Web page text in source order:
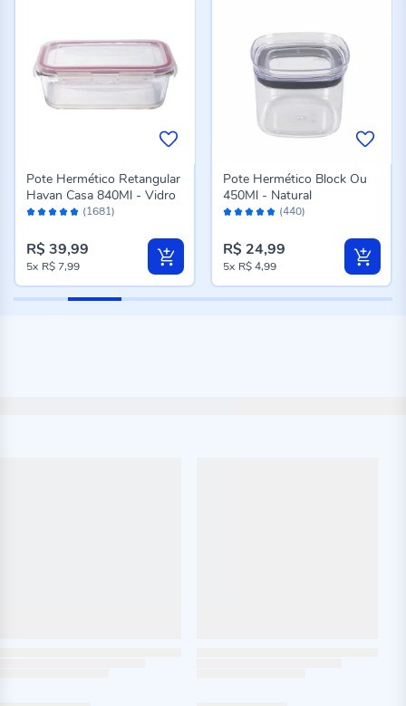
Avaliação: (1681)
Pote Hermético Retangular
Havan Casa 840Ml - Vidro
R$ 39,99
5x R$ 7,99
Avaliação: (440)
Pote Hermético Block Ou
450Ml - Natural
R$ 24,99
5x R$ 4,99